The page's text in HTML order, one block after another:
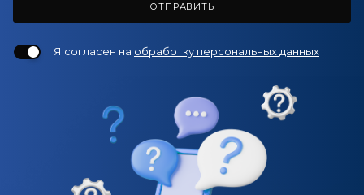
ОТПРАВИТЬ
Я согласен на обработку персональных данных